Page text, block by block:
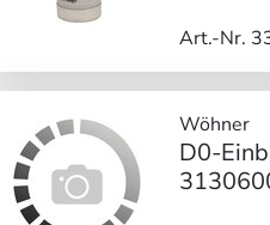
Art.-Nr.
Wöhner
D0-